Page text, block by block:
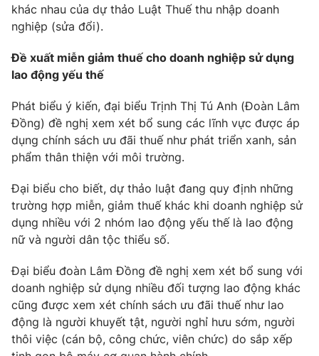
Góc doanh nghiệp
Truyền hình
Hậu trường
Nhân vật
Khán giả
Giải sao mai
Giải trí
Điện ảnh
Âm nhạc
Sao
Du lịch
Làm đẹp
Chất lượng cuộc sống
Giáo dục
Tuyển sinh
Học trực tuyến
Hitech Công nghệ tương lai
Sản phẩm
Thị trường
Tư vấn
Giao lưu trực tuyến
Chuyên mục khác
Emagazine Podcast
khác nhau của dự thảo Luật Thuế thu nhập doanh
nghiệp (sửa đổi).
Đề xuất miễn giảm thuế cho doanh nghiệp sử dụng
lao động yếu thế
Phát biểu ý kiến, đại biểu Trịnh Thị Tú Anh (Đoàn Lâm
Đồng) đề nghị xem xét bổ sung các lĩnh vực được áp
dụng chính sách ưu đãi thuế như phát triển xanh, sản
phẩm thân thiện với môi trường.
Đại biểu cho biết, dự thảo luật đang quy định những
trường hợp miễn, giảm thuế khác khi doanh nghiệp sử
dụng nhiều với 2 nhóm lao động yếu thế là lao động
nữ và người dân tộc thiểu số.
Đại biểu đoàn Lâm Đồng đề nghị xem xét bổ sung với
doanh nghiệp sử dụng nhiều đối tượng lao động khác
cũng được xem xét chính sách ưu đãi thuế như lao
động là người khuyết tật, người nghỉ hưu sớm, người
thôi việc (cán bộ, công chức, viên chức) do sắp xếp